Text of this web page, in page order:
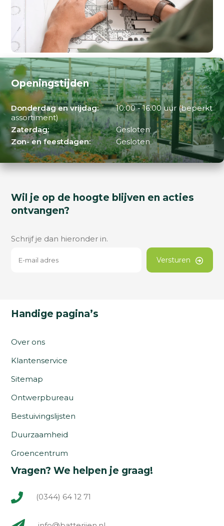
Openingstijden
Donderdag en vrijdag:
10:00 - 16:00 uur (beperkt
assortiment)
Zaterdag:
Gesloten
Zon- en feestdagen:
Gesloten
Wil je op de hoogte blijven en acties
ontvangen?
Schrijf je dan hieronder in.
Versturen
Handige pagina’s
Over ons
Klantenservice
Sitemap
Ontwerpbureau
Bestuivingslijsten
Duurzaamheid
Groencentrum
Vragen? We helpen je graag!
(0344) 64 12 71